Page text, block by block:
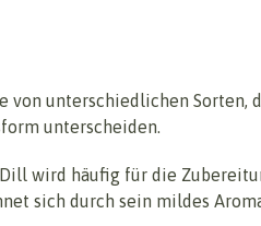
von unterschiedlichen Sorten,
unterscheiden.
Dill wird häufig für die
sich durch sein mildes